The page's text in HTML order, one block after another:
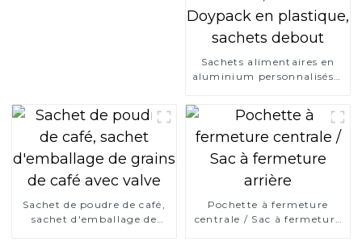
Sachets alimentaires en
aluminium personnalisés à
sachets debout
Sachet de poudre de café,
sachet d'emballage de
Pochette à fermeture
centrale / Sac à fermeture